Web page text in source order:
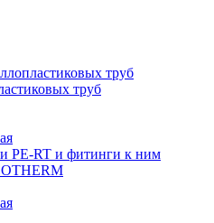
труб
труб
PE-RT и фитинги к ним